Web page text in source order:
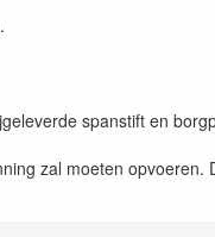
spanstift en
zal moeten opvoeren.